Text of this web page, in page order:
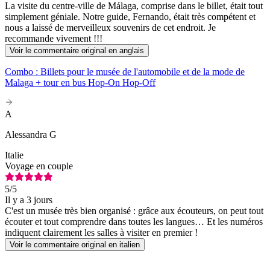
La visite du centre-ville de Málaga, comprise dans le billet, était tout
simplement géniale. Notre guide, Fernando, était très compétent et
nous a laissé de merveilleux souvenirs de cet endroit. Je
recommande vivement !!!
Voir le commentaire original en anglais
Combo : Billets pour le musée de l'automobile et de la mode de
Malaga + tour en bus Hop-On Hop-Off
A
Alessandra G
Italie
Voyage en couple
5/5
Il y a 3 jours
C'est un musée très bien organisé : grâce aux écouteurs, on peut tout
écouter et tout comprendre dans toutes les langues… Et les numéros
indiquent clairement les salles à visiter en premier !
Voir le commentaire original en italien